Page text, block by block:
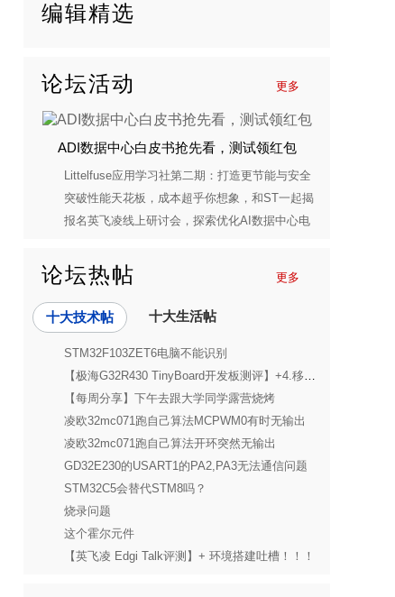
编辑精选
更多
论坛活动
ADI数据中心白皮书抢先看，测试领红包
Littelfuse应用学习社第二期：打造更节能与安全
的消费电子电源解决方案
突破性能天花板，成本超乎你想象，和ST一起揭
开STM32C5的神秘面纱
报名英飞凌线上研讨会，探索优化AI数据中心电
更多
论坛热帖
十大技术帖 十大生活帖
STM32F103ZET6电脑不能识别
【极海G32R430 TinyBoard开发板测评】+4.移植FreeRTOS驱LED并打印！
【每周分享】下午去跟大学同学露营烧烤
凌欧32mc071跑自己算法MCPWM0有时无输出
凌欧32mc071跑自己算法开环突然无输出
GD32E230的USART1的PA2,PA3无法通信问题
STM32C5会替代STM8吗？
烧录问题
这个霍尔元件
【英飞凌 Edgi Talk评测】+ 环境搭建吐槽！！！